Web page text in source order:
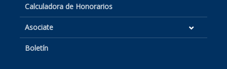
Calculadora de Honorarios
Asociate
Boletín